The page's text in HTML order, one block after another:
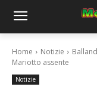
Home Notizie
Mariotto assente
Notizie